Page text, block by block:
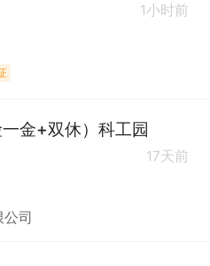
1小时前
金+双休）科工园
17天前
司